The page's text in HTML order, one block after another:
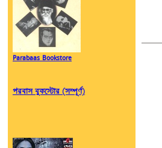
Parabaas Bookstore
পরবাস বুকস্টোর (সম্পূর্ণ)